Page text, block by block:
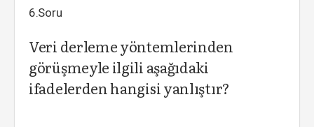
6.Soru
Veri derleme yöntemlerinden
görüşmeyle ilgili aşağıdaki
ifadelerden hangisi yanlıştır?